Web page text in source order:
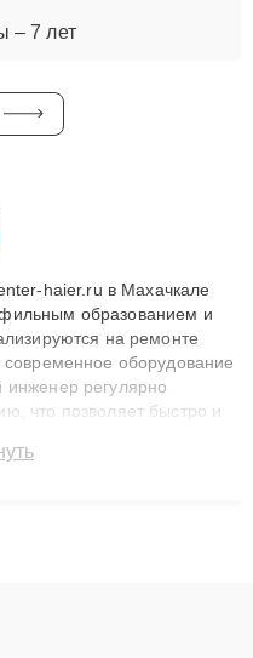
– 7 лет
haier.ru в Махачкале
образованием и
на ремонте
оборудование
инженер регулярно
что позволяет быстро и
мастера решают